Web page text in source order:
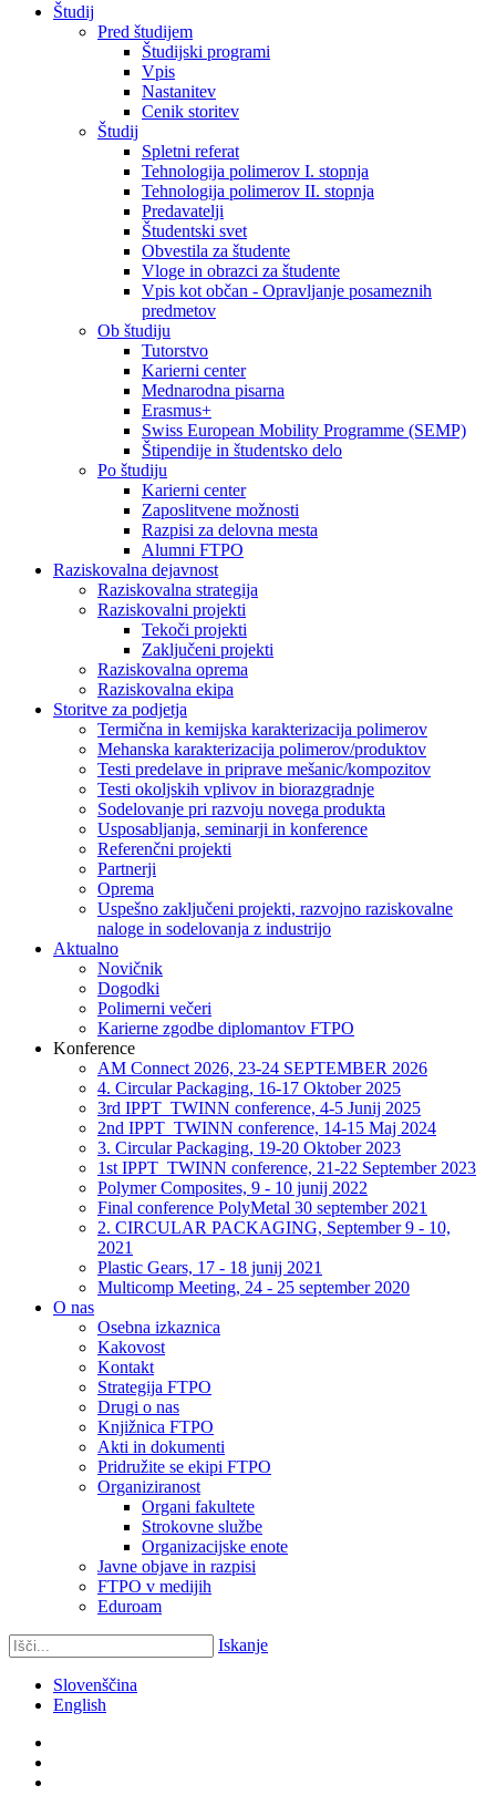
Študij
Pred študijem
Študijski programi
Vpis
Nastanitev
Cenik storitev
Študij
Spletni referat
Tehnologija polimerov I. stopnja
Tehnologija polimerov II. stopnja
Predavatelji
Študentski svet
Obvestila za študente
Vloge in obrazci za študente
Vpis kot občan - Opravljanje posameznih
predmetov
Ob študiju
Tutorstvo
Karierni center
Mednarodna pisarna
Erasmus+
Swiss European Mobility Programme (SEMP)
Štipendije in študentsko delo
Po študiju
Karierni center
Zaposlitvene možnosti
Razpisi za delovna mesta
Alumni FTPO
Raziskovalna dejavnost
Raziskovalna strategija
Raziskovalni projekti
Tekoči projekti
Zaključeni projekti
Raziskovalna oprema
Raziskovalna ekipa
Storitve za podjetja
Termična in kemijska karakterizacija polimerov
Mehanska karakterizacija polimerov/produktov
Testi predelave in priprave mešanic/kompozitov
Testi okoljskih vplivov in biorazgradnje
Sodelovanje pri razvoju novega produkta
Usposabljanja, seminarji in konference
Referenčni projekti
Partnerji
Oprema
Uspešno zaključeni projekti, razvojno raziskovalne
naloge in sodelovanja z industrijo
Aktualno
Novičnik
Dogodki
Polimerni večeri
Karierne zgodbe diplomantov FTPO
Konference
AM Connect 2026, 23-24 SEPTEMBER 2026
4. Circular Packaging, 16-17 Oktober 2025
3rd IPPT_TWINN conference, 4-5 Junij 2025
2nd IPPT_TWINN conference, 14-15 Maj 2024
3. Circular Packaging, 19-20 Oktober 2023
1st IPPT_TWINN conference, 21-22 September 2023
Polymer Composites, 9 - 10 junij 2022
Final conference PolyMetal 30 september 2021
2. CIRCULAR PACKAGING, September 9 - 10,
2021
Plastic Gears, 17 - 18 junij 2021
Multicomp Meeting, 24 - 25 september 2020
O nas
Osebna izkaznica
Kakovost
Kontakt
Strategija FTPO
Drugi o nas
Knjižnica FTPO
Akti in dokumenti
Pridružite se ekipi FTPO
Organiziranost
Organi fakultete
Strokovne službe
Organizacijske enote
Javne objave in razpisi
FTPO v medijih
Eduroam
Iskanje
Slovenščina
English